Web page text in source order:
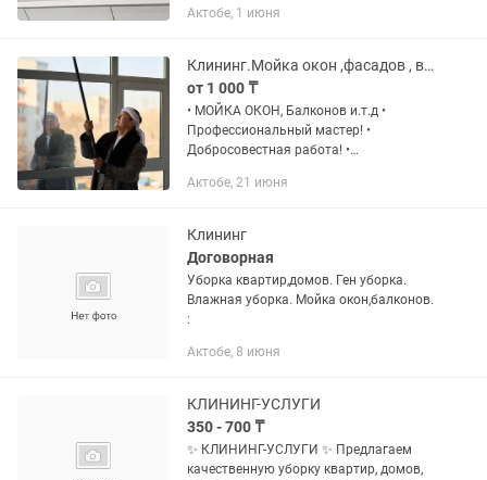
генералка. Что входит в
Актобе, 1 июня
Клининг.Мойка окон ,фасадов , витражей, балкон коммерческих помещений И.т.д
от 1 000 ₸
• МОЙКА ОКОН, Балконов и.т.д •
Профессиональный мастер! •
Добросовестная работа! •
сразу! •••••••••••••••••••••••••••••••••••••••••••• •
Актобе, 21 июня
Клининг
Договорная
Уборка квартир,домов. Ген уборка.
Влажная уборка. Мойка окон,балконов.
:
Актобе, 8 июня
КЛИНИНГ-УСЛУГИ
350 - 700 ₸
✨ КЛИНИНГ-УСЛУГИ ✨ Предлагаем
качественную уборку квартир, домов,